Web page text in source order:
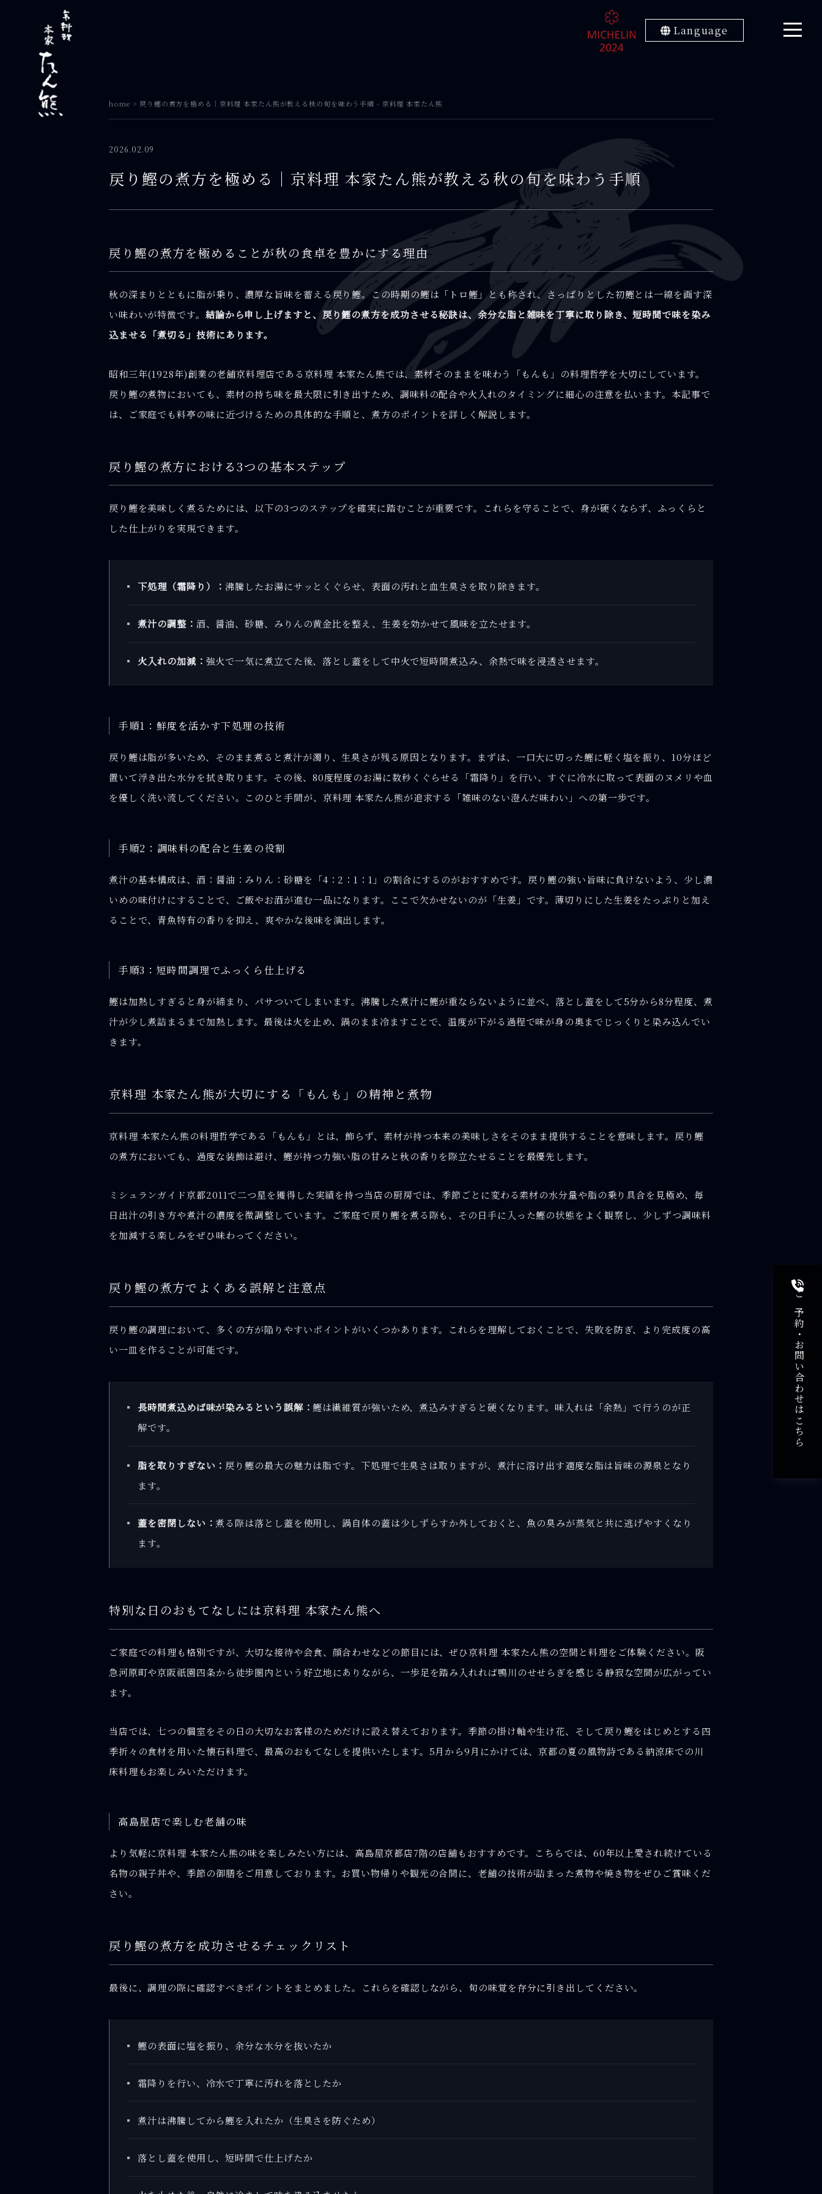
Language
ご予約・お問い合わせはこちら
home > 戻り鰹の煮方を極める｜京料理 本家たん熊が教える秋の旬を味わう手順 - 京料理 本家たん熊
2026.02.09
戻り鰹の煮方を極める｜京料理 本家たん熊が教える秋の旬を味わう手順
戻り鰹の煮方を極めることが秋の食卓を豊かにする理由
秋の深まりとともに脂が乗り、濃厚な旨味を蓄える戻り鰹。この時期の鰹は「トロ鰹」とも称され、さっぱりとした初鰹とは一線を画す深
い味わいが特徴です。 結論から申し上げますと、戻り鰹の煮方を成功させる秘訣は、余分な脂と雑味を丁寧に取り除き、短時間で味を染み
込ませる「煮切る」技術にあります。
昭和三年(1928年)創業の老舗京料理店である京料理 本家たん熊では、素材そのままを味わう「もんも」の料理哲学を大切にしています。
戻り鰹の煮物においても、素材の持ち味を最大限に引き出すため、調味料の配合や火入れのタイミングに細心の注意を払います。本記事で
は、ご家庭でも料亭の味に近づけるための具体的な手順と、煮方のポイントを詳しく解説します。
戻り鰹の煮方における3つの基本ステップ
戻り鰹を美味しく煮るためには、以下の3つのステップを確実に踏むことが重要です。これらを守ることで、身が硬くならず、ふっくらと
した仕上がりを実現できます。
下処理（霜降り）：沸騰したお湯にサッとくぐらせ、表面の汚れと血生臭さを取り除きます。
煮汁の調整： 酒、醤油、砂糖、みりんの黄金比を整え、生姜を効かせて風味を立たせます。
火入れの加減： 強火で一気に煮立てた後、落とし蓋をして中火で短時間煮込み、余熱で味を浸透させます。
手順1：鮮度を活かす下処理の技術
戻り鰹は脂が多いため、そのまま煮ると煮汁が濁り、生臭さが残る原因となります。まずは、一口大に切った鰹に軽く塩を振り、10分ほど
置いて浮き出た水分を拭き取ります。その後、80度程度のお湯に数秒くぐらせる「霜降り」を行い、すぐに冷水に取って表面のヌメリや血
を優しく洗い流してください。このひと手間が、京料理 本家たん熊が追求する「雑味のない澄んだ味わい」への第一歩です。
手順2：調味料の配合と生姜の役割
煮汁の基本構成は、酒：醤油：みりん：砂糖を「4：2：1：1」の割合にするのがおすすめです。戻り鰹の強い旨味に負けないよう、少し濃
いめの味付けにすることで、ご飯やお酒が進む一品になります。ここで欠かせないのが「生姜」です。薄切りにした生姜をたっぷりと加え
ることで、青魚特有の香りを抑え、爽やかな後味を演出します。
手順3：短時間調理でふっくら仕上げる
鰹は加熱しすぎると身が締まり、パサついてしまいます。沸騰した煮汁に鰹が重ならないように並べ、落とし蓋をして5分から8分程度、煮
汁が少し煮詰まるまで加熱します。最後は火を止め、鍋のまま冷ますことで、温度が下がる過程で味が身の奥までじっくりと染み込んでい
きます。
京料理 本家たん熊が大切にする「もんも」の精神と煮物
京料理 本家たん熊の料理哲学である「もんも」とは、飾らず、素材が持つ本来の美味しさをそのまま提供することを意味します。戻り鰹
の煮方においても、過度な装飾は避け、鰹が持つ力強い脂の甘みと秋の香りを際立たせることを最優先します。
ミシュランガイド京都2011で二つ星を獲得した実績を持つ当店の厨房では、季節ごとに変わる素材の水分量や脂の乗り具合を見極め、毎
日出汁の引き方や煮汁の濃度を微調整しています。ご家庭で戻り鰹を煮る際も、その日手に入った鰹の状態をよく観察し、少しずつ調味料
を加減する楽しみをぜひ味わってください。
戻り鰹の煮方でよくある誤解と注意点
戻り鰹の調理において、多くの方が陥りやすいポイントがいくつかあります。これらを理解しておくことで、失敗を防ぎ、より完成度の高
い一皿を作ることが可能です。
長時間煮込めば味が染みるという誤解： 鰹は繊維質が強いため、煮込みすぎると硬くなります。味入れは「余熱」で行うのが正
解です。
脂を取りすぎない： 戻り鰹の最大の魅力は脂です。下処理で生臭さは取りますが、煮汁に溶け出す適度な脂は旨味の源泉となり
ます。
蓋を密閉しない：煮る際は落とし蓋を使用し、鍋自体の蓋は少しずらすか外しておくと、魚の臭みが蒸気と共に逃げやすくなり
ます。
特別な日のおもてなしには京料理 本家たん熊へ
ご家庭での料理も格別ですが、大切な接待や会食、顔合わせなどの節目には、ぜひ京料理 本家たん熊の空間と料理をご体験ください。阪
急河原町や京阪祇園四条から徒歩圏内という好立地にありながら、一歩足を踏み入れれば鴨川のせせらぎを感じる静寂な空間が広がってい
ます。
当店では、七つの個室をその日の大切なお客様のためだけに設え替えております。季節の掛け軸や生け花、そして戻り鰹をはじめとする四
季折々の食材を用いた懐石料理で、最高のおもてなしを提供いたします。5月から9月にかけては、京都の夏の風物詩である納涼床での川
床料理もお楽しみいただけます。
高島屋店で楽しむ老舗の味
より気軽に京料理 本家たん熊の味を楽しみたい方には、高島屋京都店7階の店舗もおすすめです。こちらでは、60年以上愛され続けている
名物の親子丼や、季節の御膳をご用意しております。お買い物帰りや観光の合間に、老舗の技術が詰まった煮物や焼き物をぜひご賞味くだ
さい。
戻り鰹の煮方を成功させるチェックリスト
最後に、調理の際に確認すべきポイントをまとめました。これらを確認しながら、旬の味覚を存分に引き出してください。
鰹の表面に塩を振り、余分な水分を抜いたか
霜降りを行い、冷水で丁寧に汚れを落としたか
煮汁は沸騰してから鰹を入れたか（生臭さを防ぐため）
落とし蓋を使用し、短時間で仕上げたか